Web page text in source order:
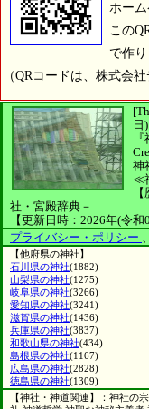
ホーム
この
で作り
（QRコードは、株式会
日
神
≪
社・宮殿辞典－
【更新日時：2026年(令
プライバシー・ポリシー 、
【他府県の神社】
石川県の神社(1882)
山梨県の神社(1275)
岐阜県の神社(3266)
愛知県の神社(3241)
滋賀県の神社(1436)
兵庫県の神社(3837)
和歌山県の神社(434)
島根県の神社(1167)
広島県の神社(2828)
徳島県の神社(1309)
【神社・神道関連】：神社の